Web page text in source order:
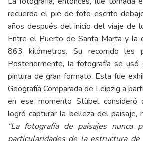
recuerda el pie de foto escrito
años después del inicio del viaje de
Entre el Puerto de Santa Marta y la
863 kilómetros. Su recorrido les
Posteriormente, la fotografía se usó
pintura de gran formato. Esta fue
Geografía Comparada de Leipzig a
en ese momento Stübel consideró
logró capturar la belleza del paisaje,
“La fotografía de paisajes nunca